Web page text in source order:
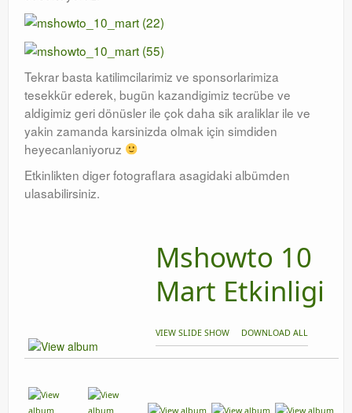
Tekrar basta katilimcilarimiz ve sponsorlarimiza
tesekkür ederek, bugün kazandigimiz tecrübe ve
aldigimiz geri dönüsler ile çok daha sik araliklar ile ve
yakin zamanda karsinizda olmak için simdiden
heyecanlaniyoruz
Etkinlikten diger fotograflara asagidaki albümden
ulasabilirsiniz.
Mshowto 10
Mart Etkinligi
VIEW SLIDE SHOW DOWNLOAD ALL